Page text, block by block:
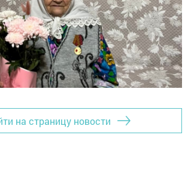
на страницу новости